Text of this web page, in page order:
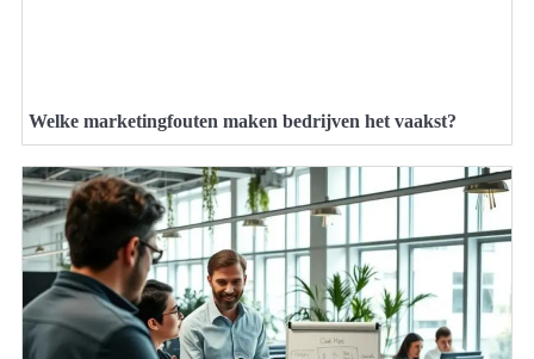
Welke marketingfouten maken bedrijven het vaakst?